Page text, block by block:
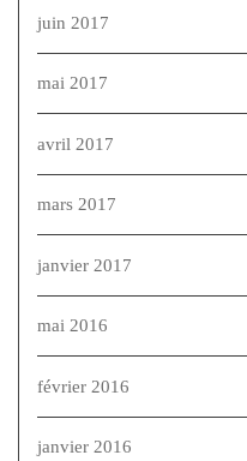
juin 2017
mai 2017
avril 2017
mars 2017
janvier 2017
mai 2016
février 2016
janvier 2016